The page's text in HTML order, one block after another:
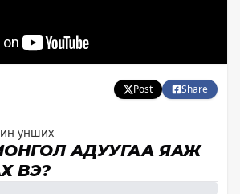
Post
Share
унших
АДУУГАА ЯАЖ
ВЭ?